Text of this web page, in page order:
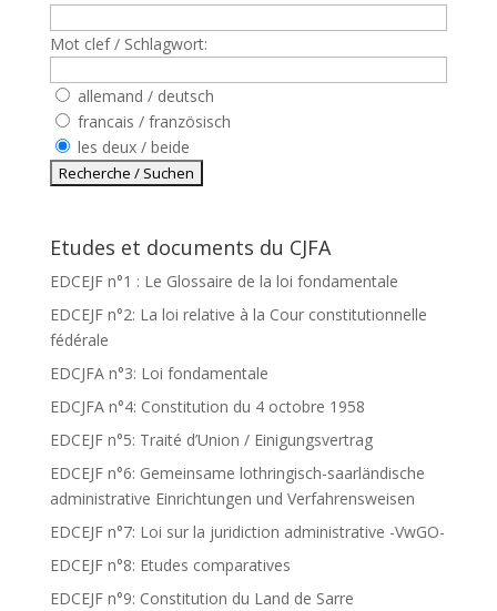
Mot clef / Schlagwort:
allemand / deutsch
francais / französisch
les deux / beide
Etudes et documents du CJFA
EDCEJF n°1 : Le Glossaire de la loi fondamentale
EDCEJF n°2: La loi relative à la Cour constitutionnelle
fédérale
EDCJFA n°3: Loi fondamentale
EDCJFA n°4: Constitution du 4 octobre 1958
EDCEJF n°5: Traité d’Union / Einigungsvertrag
EDCEJF n°6: Gemeinsame lothringisch-saarländische
administrative Einrichtungen und Verfahrensweisen
EDCEJF n°7: Loi sur la juridiction administrative -VwGO-
EDCEJF n°8: Etudes comparatives
EDCEJF n°9: Constitution du Land de Sarre